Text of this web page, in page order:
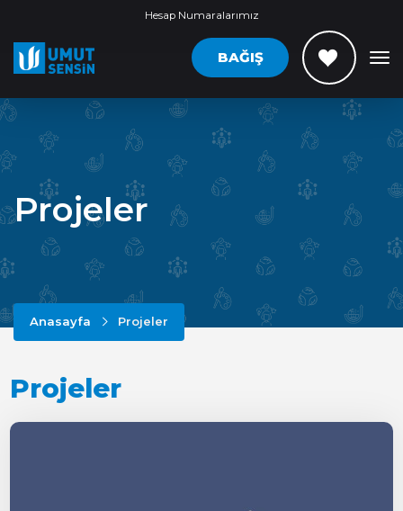
Hesap Numaralarımız
BAĞIŞ
Projeler
Anasayfa Projeler
Projeler